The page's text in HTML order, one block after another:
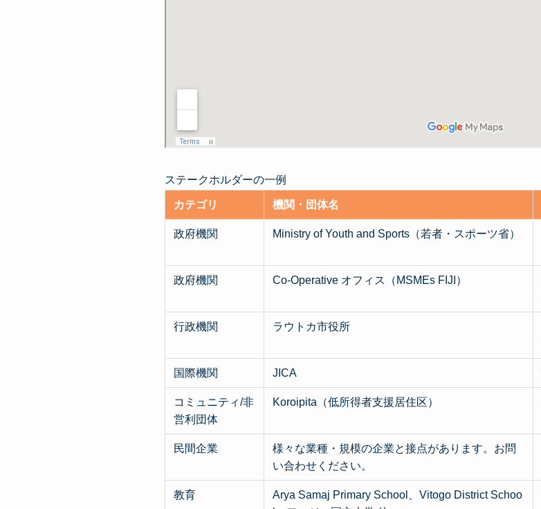
ステークホルダーの一例
カテゴリ 機関・団体名
政府機関 Ministry of Youth and Sports（若者・スポーツ省）
政府機関 Co-Operative オフィス（MSMEs FIJI）
行政機関 ラウトカ市役所
国際機関 JICA
コミュニティ/非
営利団体
Koroipita（低所得者支援居住区）
民間企業
様々な業種・規模の企業と接点があります。お問
い合わせください。
教育
Arya Samaj Primary School、Vitogo District Schoo